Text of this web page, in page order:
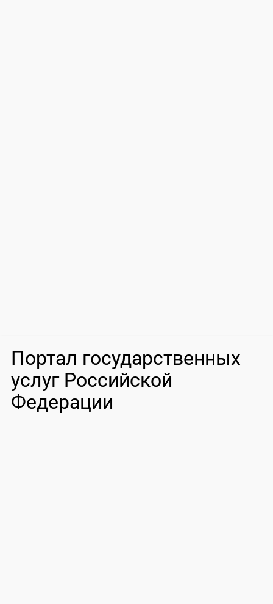
Портал государственных
услуг Российской
Федерации